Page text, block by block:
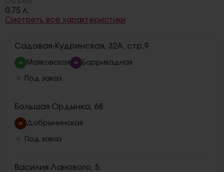
0.75 л.
Смотреть все характеристики
Садовая-Кудринская, 32А, стр.9
Маяковская Баррикадная
Под заказ
Большая Ордынка, 68
Добрынинская
Под заказ
Василия Ланового, 5